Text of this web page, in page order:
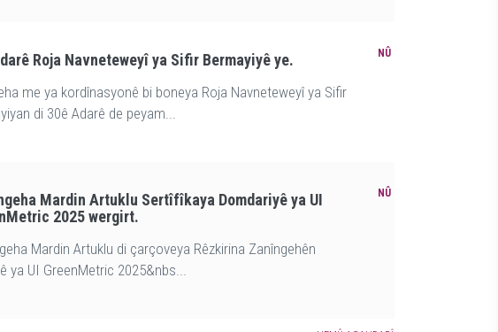
Roja Navneteweyî ya Sifir Bermayiyê ye.
me ya kordînasyonê bi boneya Roja Navneteweyî ya Sifir
di 30ê Adarê de peyam...
Mardin Artuklu Sertîfîkaya Domdariyê ya UI
2025 wergirt.
Mardin Artuklu di çarçoveya Rêzkirina Zanîngehên
ya UI GreenMetric 2025&nbs...